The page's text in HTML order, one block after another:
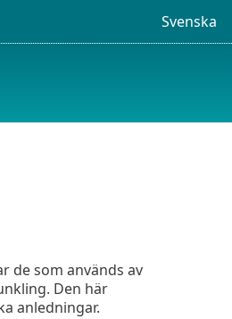
Svenska
de som används av
Den här
anledningar.